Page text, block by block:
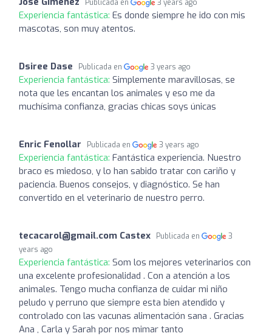
Publicada en 3 years ago
Experiencia fantástica: Es donde siempre he ido con mis
mascotas, son muy atentos.
Dsiree Dase Publicada en 3 years ago
Experiencia fantástica: Simplemente maravillosas, se
nota que les encantan los animales y eso me da
muchísima confianza, gracias chicas soys únicas
Enric Fenollar Publicada en 3 years ago
Experiencia fantástica: Fantástica experiencia. Nuestro
braco es miedoso, y lo han sabido tratar con cariño y
paciencia. Buenos consejos, y diagnóstico. Se han
convertido en el veterinario de nuestro perro.
tecacarol@gmail.com Castex Publicada en
3
years ago
Experiencia fantástica: Som los mejores veterinarios con
una excelente profesionalidad . Con a atención a los
animales. Tengo mucha confianza de cuidar mi niño
peludo y perruno que siempre esta bien atendido y
controlado con las vacunas alimentación sana . Gracias
Ana , Carla y Sarah por nos mimar tanto